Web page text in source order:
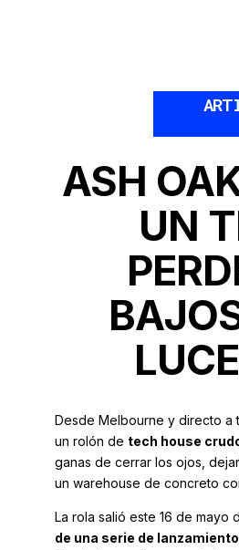
ASH
UN
Desde Melbourne y directo a
un rolón de tech house
ganas de cerrar los ojos,
un warehouse de concreto
La rola salió este 16 de
de una serie de